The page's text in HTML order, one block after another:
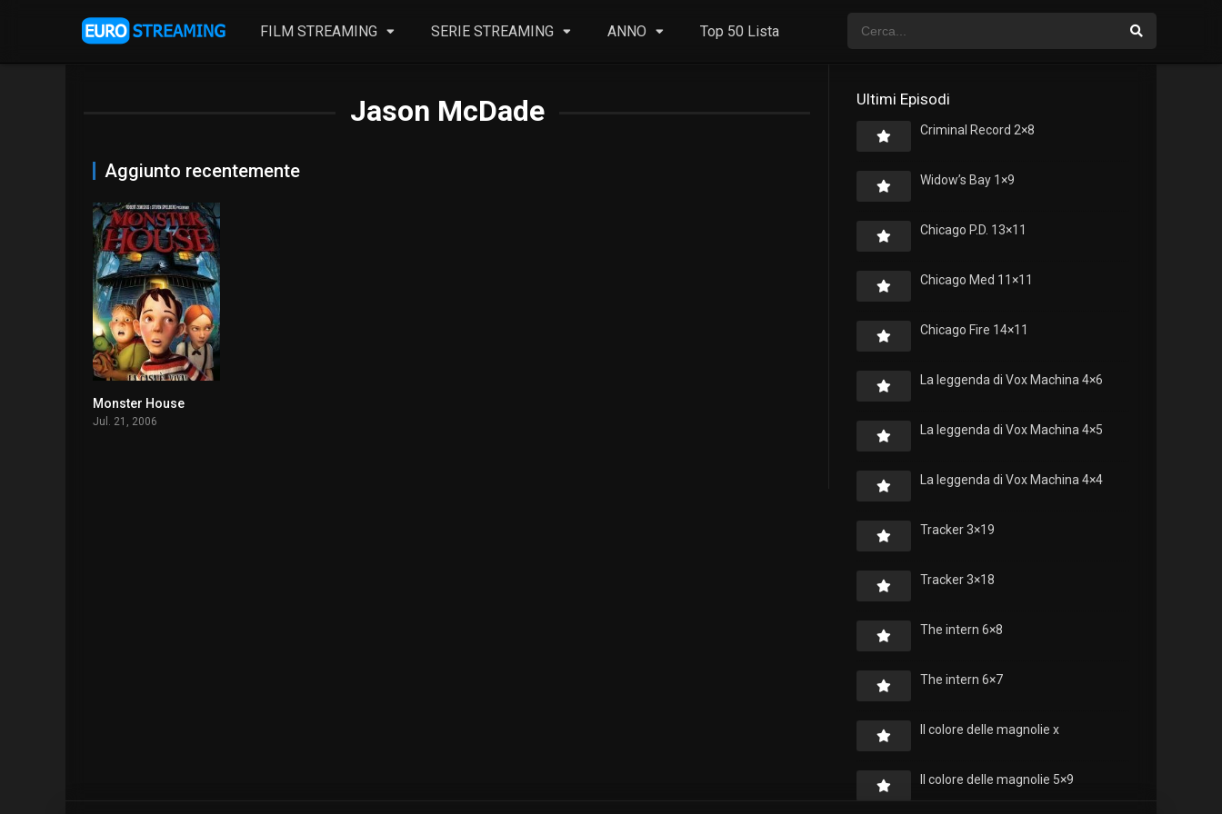
FILM STREAMING SERIE STREAMING ANNO Top 50 Lista
Jason McDade
Aggiunto recentemente
Monster House
Jul. 21, 2006
Ultimi Episodi
Criminal Record 2×8
Widow’s Bay 1×9
Chicago P.D. 13×11
Chicago Med 11×11
Chicago Fire 14×11
La leggenda di Vox Machina 4×6
La leggenda di Vox Machina 4×5
La leggenda di Vox Machina 4×4
Tracker 3×19
Tracker 3×18
The intern 6×8
The intern 6×7
Il colore delle magnolie x
Il colore delle magnolie 5×9